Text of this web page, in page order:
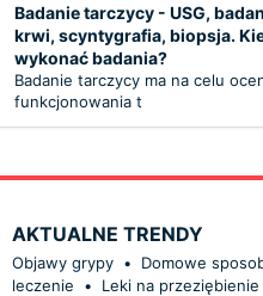
Badanie tarczycy - USG,
krwi, scyntygrafia, biopsja.
wykonać badania?
Badanie tarczycy ma na celu
funkcjonowania t
AKTUALNE TRENDY
Objawy grypy • Domowe
leczenie
• Leki na przeziębienie